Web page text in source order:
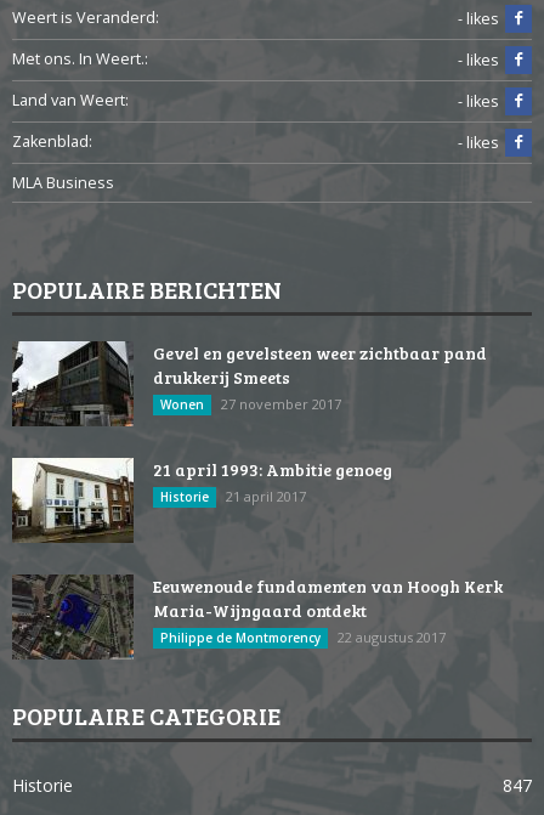
Weert is Veranderd:
- likes
Met ons. In Weert.:
- likes
Land van Weert:
- likes
Zakenblad:
- likes
MLA Business
POPULAIRE BERICHTEN
Gevel en gevelsteen weer zichtbaar pand
drukkerij Smeets
Wonen 27 november 2017
21 april 1993: Ambitie genoeg
Historie 21 april 2017
Eeuwenoude fundamenten van Hoogh Kerk
Maria-Wijngaard ontdekt
Philippe de Montmorency 22 augustus 2017
POPULAIRE CATEGORIE
Historie
847